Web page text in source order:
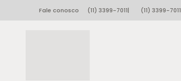
Fale conosco (11) 3399-7011| (11) 3399-7011